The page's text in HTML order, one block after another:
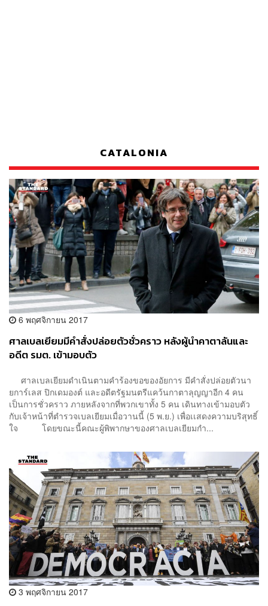
CATALONIA
6 พฤศจิกายน 2017
ศาลเบลเยียมมีคำสั่งปล่อยตัวชั่วคราว หลังผู้นำคาตาลันและ
อดีต รมต. เข้ามอบตัว
ศาลเบลเยียมดำเนินตามคำร้องขอของอัยการ มีคำสั่งปล่อยตัวนา
ยการ์เลส ปิกเดมองต์ และอดีตรัฐมนตรีแคว้นกาตาลุญญาอีก 4 คน
เป็นการชั่วคราว ภายหลังจากที่พวกเขาทั้ง 5 คน เดินทางเข้ามอบตัว
กับเจ้าหน้าที่ตำรวจเบลเยียมเมื่อวานนี้ (5 พ.ย.) เพื่อเเสดงความบริสุทธิ์
ใจ โดยขณะนี้คณะผู้พิพากษาของศาลเบลเยียมกำ...
3 พฤศจิกายน 2017